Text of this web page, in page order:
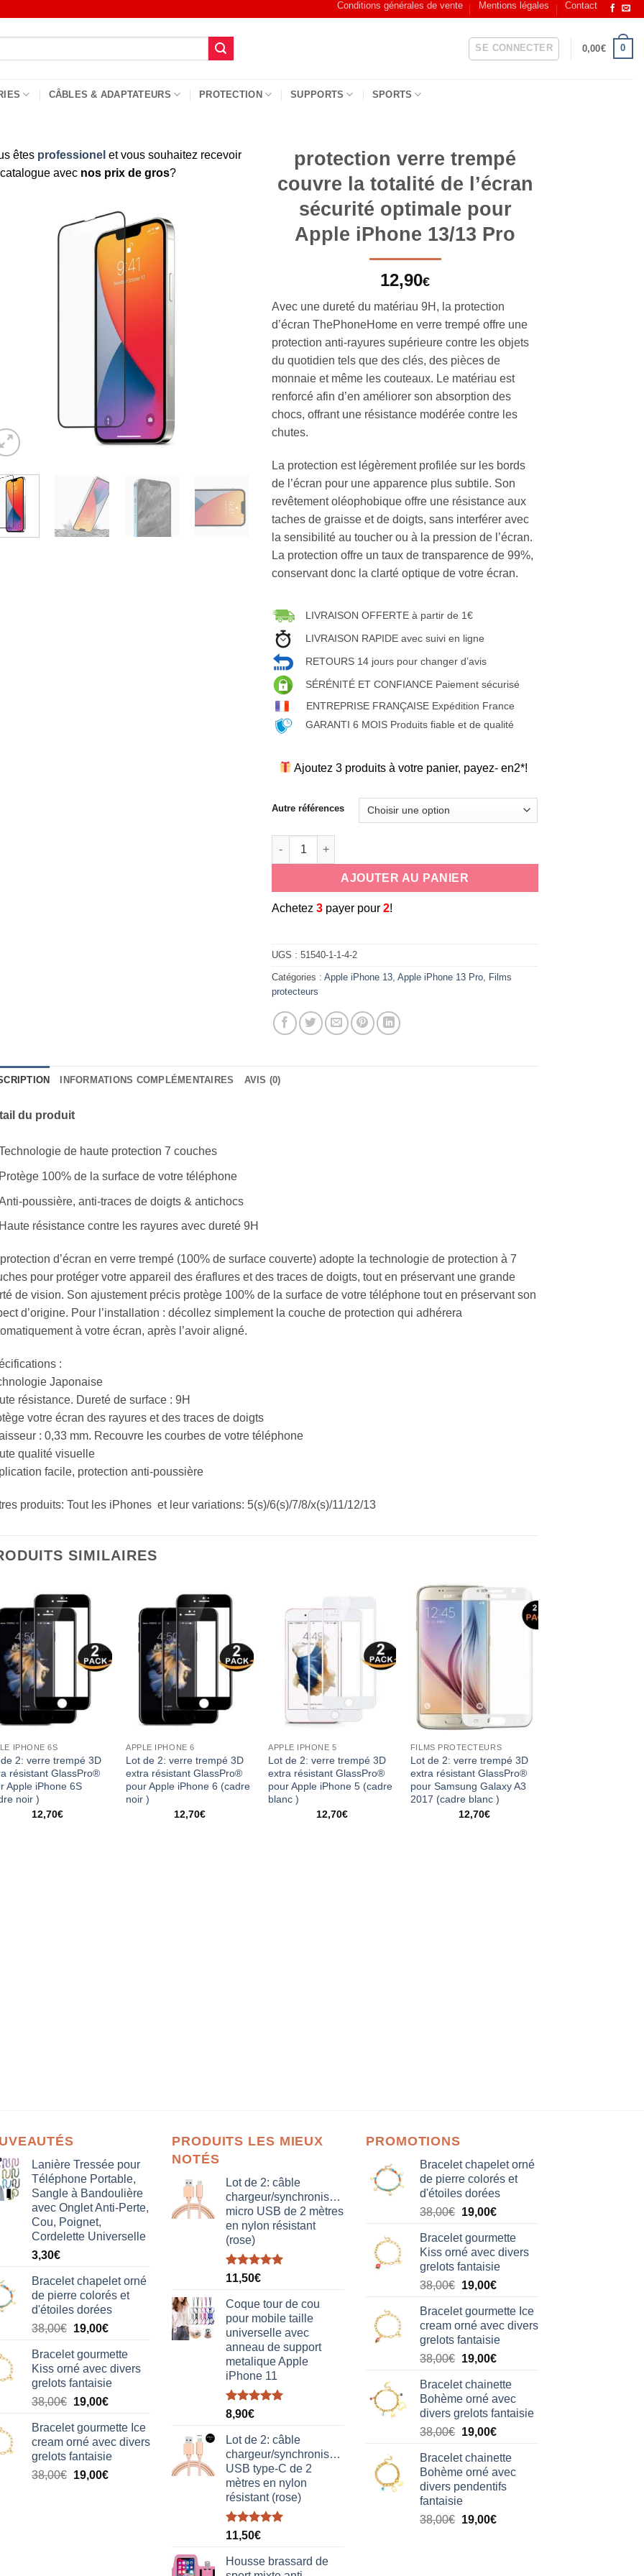
Conditions générales de vente Mentions légales Contact
SE CONNECTER 0,00€ 0
CÂBLES & ADAPTATEURS PROTECTION SUPPORTS SPORTS
êtes professionel et vous souhaitez recevoir
avec nos prix de gros?
protection verre trempé
couvre la totalité de l’écran
sécurité optimale pour
Apple iPhone 13/13 Pro
12,90€
Avec une dureté du matériau 9H, la protection
d’écran ThePhoneHome en verre trempé offre une
protection anti-rayures supérieure contre les objets
du quotidien tels que des clés, des pièces de
monnaie et même les couteaux. Le matériau est
renforcé afin d’en améliorer son absorption des
chocs, offrant une résistance modérée contre les
chutes.
La protection est légèrement profilée sur les bords
de l’écran pour une apparence plus subtile. Son
revêtement oléophobique offre une résistance aux
taches de graisse et de doigts, sans interférer avec
la sensibilité au toucher ou à la pression de l’écran.
La protection offre un taux de transparence de 99%,
conservant donc la clarté optique de votre écran.
LIVRAISON OFFERTE à partir de 1€
LIVRAISON RAPIDE avec suivi en ligne
RETOURS 14 jours pour changer d’avis
SÉRÉNITÉ ET CONFIANCE Paiement sécurisé
ENTREPRISE FRANÇAISE Expédition France
GARANTI 6 MOIS Produits fiable et de qualité
Ajoutez 3 produits à votre panier, payez- en2*!
Autre références
quantité de protection verre trempé couvre la totalité de l'écran sécurité
AJOUTER AU PANIER
Achetez3 payer pour2!
UGS :51540-1-1-4-2
Catégories :Apple iPhone 13 ,Apple iPhone 13 Pro Films
protecteurs
INFORMATIONS COMPLÉMENTAIRES AVIS (0)
du produit
de haute protection 7 couches
Protège 100% de la surface de votre téléphone
poussière, anti-traces de doigts & antichocs
Haute résistance contre les rayures avec dureté 9H
d’écran en verre trempé (100% de surface couverte) adopte la technologie de protection à 7
pour protéger votre appareil des éraflures et des traces de doigts, tout en préservant une grande
de vision. Son ajustement précis protège 100% de la surface de votre téléphone tout en préservant son
d’origine. Pour l’installation : décollez simplement la couche de protection qui adhérera
à votre écran, après l’avoir aligné.
:
Japonaise
résistance. Dureté de surface : 9H
votre écran des rayures et des traces de doigts
: 0,33 mm. Recouvre les courbes de votre téléphone
qualité visuelle
facile, protection anti-poussière
produits: Tout les iPhones et leur variations: 5(s)/6(s)/7/8/x(s)/11/12/13
SIMILAIRES
IPHONE 6S
2: verre trempé 3D
résistant GlassPro®
Apple iPhone 6S
noir )
12,70€
APPLE IPHONE 6
Lot de 2: verre trempé 3D
extra résistant GlassPro®
pour Apple iPhone 6 (cadre
noir )
12,70€
APPLE IPHONE 5
Lot de 2: verre trempé 3D
extra résistant GlassPro®
pour Apple iPhone 5 (cadre
blanc )
12,70€
FILMS PROTECTEURS
Lot de 2: verre trempé 3D
extra résistant GlassPro®
pour Samsung Galaxy A3
2017 (cadre blanc )
12,70€
Lanière Tressée pour
Téléphone Portable,
Sangle à Bandoulière
avec Onglet Anti-Perte,
Cou, Poignet,
Cordelette Universelle
3,30€
Bracelet chapelet orné
de pierre colorés et
d'étoiles dorées
38,00€ Le
initial
était :
38,00€.
19,00€Le
actuel
est :
19,00€.
Bracelet gourmette
Kiss orné avec divers
grelots fantaisie
38,00€ Le
initial
était :
38,00€.
19,00€Le
actuel
est :
19,00€.
Bracelet gourmette Ice
cream orné avec divers
grelots fantaisie
38,00€ Le
19,00€Le
PRODUITS LES MIEUX
NOTÉS
Lot de 2: câble
chargeur/synchronisation
micro USB de 2 mètres
en nylon résistant
(rose)
Note5.00
11,50€
Coque tour de cou
pour mobile taille
universelle avec
anneau de support
metalique Apple
iPhone 11
Note5.00
8,90€
Lot de 2: câble
chargeur/synchronisation
USB type-C de 2
mètres en nylon
résistant (rose)
Note5.00
11,50€
Housse brassard de
PROMOTIONS
Bracelet chapelet orné
de pierre colorés et
d'étoiles dorées
38,00€ Le
initial
était :
38,00€.
19,00€Le
actuel
est :
19,00€.
Bracelet gourmette
Kiss orné avec divers
grelots fantaisie
38,00€ Le
initial
était :
38,00€.
19,00€Le
actuel
est :
19,00€.
Bracelet gourmette Ice
cream orné avec divers
grelots fantaisie
38,00€ Le
initial
était :
38,00€.
19,00€Le
actuel
est :
19,00€.
Bracelet chainette
Bohème orné avec
divers grelots fantaisie
38,00€ Le
initial
était :
38,00€.
19,00€Le
actuel
est :
19,00€.
Bracelet chainette
Bohème orné avec
divers pendentifs
fantaisie
38,00€ Le
19,00€Le